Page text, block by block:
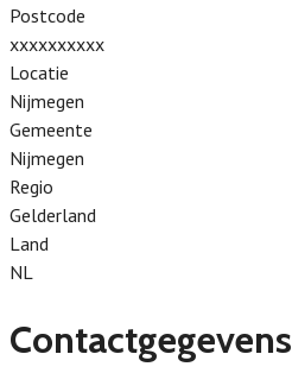
Postcode
xxxxxxxxxx
Locatie
Nijmegen
Gemeente
Nijmegen
Regio
Gelderland
Land
NL
Contactgegevens